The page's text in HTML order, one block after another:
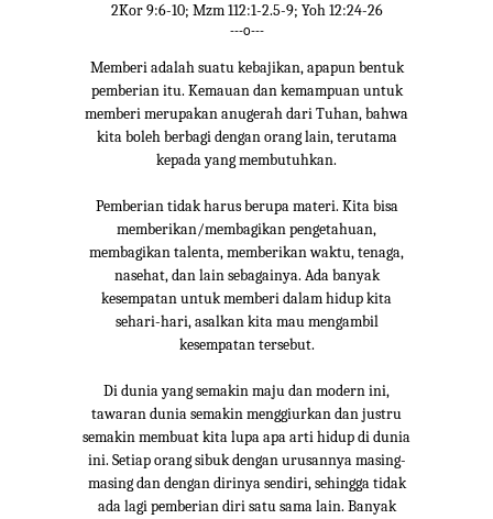
2Kor 9:6-10; Mzm 112:1-2.5-9; Yoh 12:24-26
---o---
Memberi adalah suatu kebajikan, apapun bentuk
pemberian itu. Kemauan dan kemampuan untuk
memberi merupakan anugerah dari Tuhan, bahwa
kita boleh berbagi dengan orang lain, terutama
kepada yang membutuhkan.
Pemberian tidak harus berupa materi. Kita bisa
memberikan/membagikan pengetahuan,
membagikan talenta, memberikan waktu, tenaga,
nasehat, dan lain sebagainya. Ada banyak
kesempatan untuk memberi dalam hidup kita
sehari-hari, asalkan kita mau mengambil
kesempatan tersebut.
Di dunia yang semakin maju dan modern ini,
tawaran dunia semakin menggiurkan dan justru
semakin membuat kita lupa apa arti hidup di dunia
ini. Setiap orang sibuk dengan urusannya masing-
masing dan dengan dirinya sendiri, sehingga tidak
ada lagi pemberian diri satu sama lain. Banyak